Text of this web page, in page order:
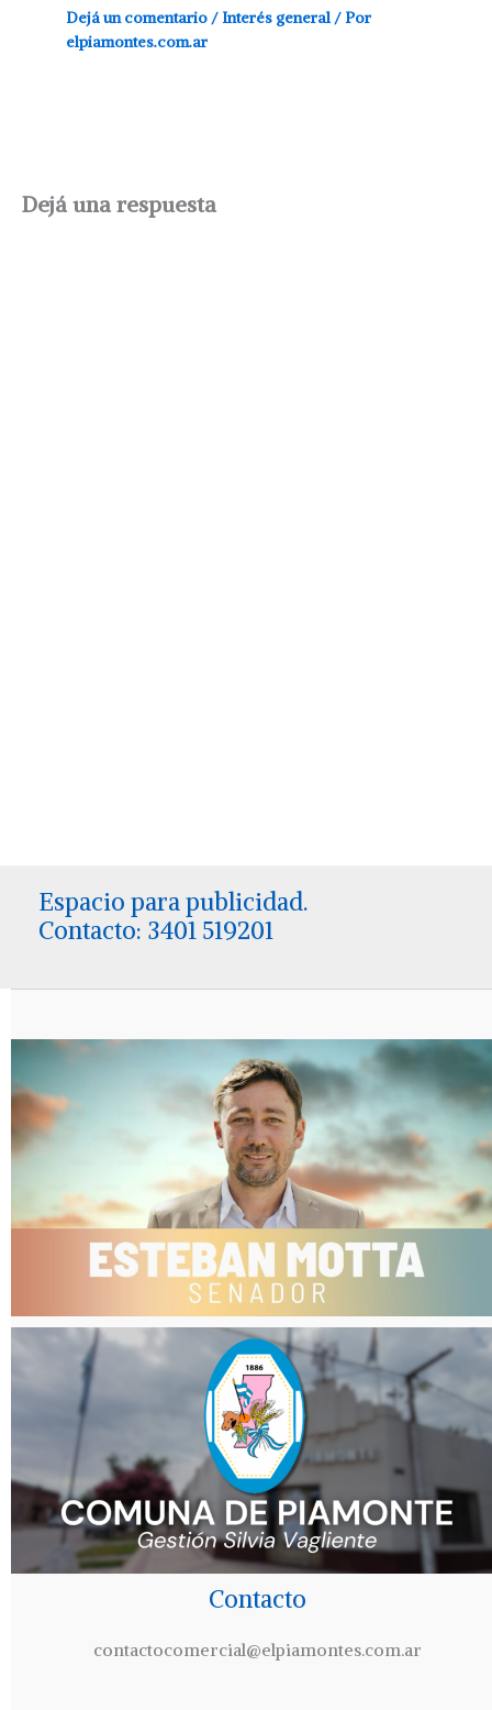
Dejá un comentario / Interés general/ Por
elpiamontes.com.ar
Dejá una respuesta
Espacio para publicidad.
Contacto: 3401 519201
Contacto
contactocomercial@elpiamontes.com.ar